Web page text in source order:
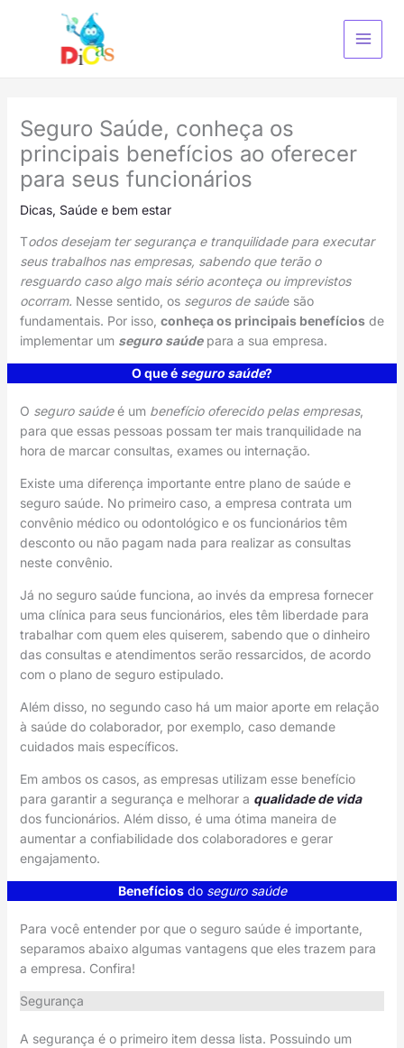
Seguro Saúde, conheça os
principais benefícios ao oferecer
para seus funcionários
Dicas, Saúde e bem estar
Todos desejam ter segurança e tranquilidade para executar
seus trabalhos nas empresas, sabendo que terão o
resguardo caso algo mais sério aconteça ou imprevistos
ocorram. Nesse sentido, os seguros de saúde são
fundamentais. Por isso, conheça os principais benefíciosde
implementar um seguro saúdepara a sua empresa.
O que é seguro saúde?
O seguro saúdeé um benefício oferecido pelas empresas,
para que essas pessoas possam ter mais tranquilidade na
hora de marcar consultas, exames ou internação.
Existe uma diferença importante entre plano de saúde e
seguro saúde. No primeiro caso, a empresa contrata um
convênio médico ou odontológico e os funcionários têm
desconto ou não pagam nada para realizar as consultas
neste convênio.
Já no seguro saúde funciona, ao invés da empresa fornecer
uma clínica para seus funcionários, eles têm liberdade para
trabalhar com quem eles quiserem, sabendo que o dinheiro
das consultas e atendimentos serão ressarcidos, de acordo
com o plano de seguro estipulado.
Além disso, no segundo caso há um maior aporte em relação
à saúde do colaborador, por exemplo, caso demande
cuidados mais específicos.
Em ambos os casos, as empresas utilizam esse benefício
para garantir a segurança e melhorar a qualidade de vida
dos funcionários. Além disso, é uma ótima maneira de
aumentar a confiabilidade dos colaboradores e gerar
engajamento.
Benefíciosdo seguro saúde
Para você entender por que o seguro saúde é importante,
separamos abaixo algumas vantagens que eles trazem para
a empresa. Confira!
Segurança
A segurança é o primeiro item dessa lista. Possuindo um